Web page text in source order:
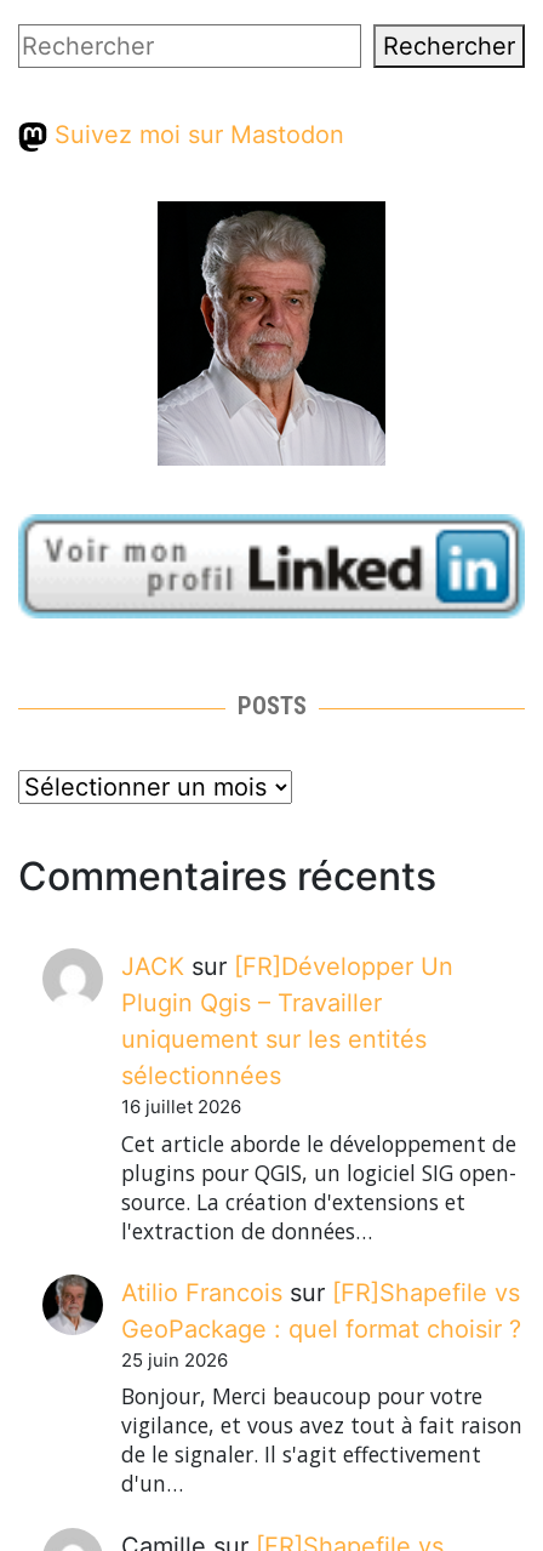
Rechercher Rechercher
Suivez moi sur Mastodon
POSTS
posts
Commentaires récents
JACK sur [FR]Développer Un
Plugin Qgis – Travailler
uniquement sur les entités
sélectionnées
16 juillet 2026
Cet article aborde le développement de
plugins pour QGIS, un logiciel SIG open-
source. La création d'extensions et
l'extraction de données…
Atilio Francois sur [FR]Shapefile vs
GeoPackage : quel format choisir ?
25 juin 2026
Bonjour, Merci beaucoup pour votre
vigilance, et vous avez tout à fait raison
de le signaler. Il s'agit effectivement
d'un…